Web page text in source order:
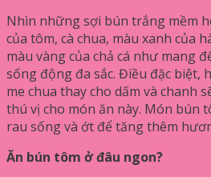
Nhìn những sợi bún trắng mềm
của tôm, cà chua, màu xanh của
màu vàng của chả cá như mang
sống động đa sắc. Điều đặc biệt,
me chua thay cho dấm và chanh
thú vị cho món ăn này. Món bún
rau sống và ớt để tăng thêm
Ăn bún tôm ở đâu ngon?